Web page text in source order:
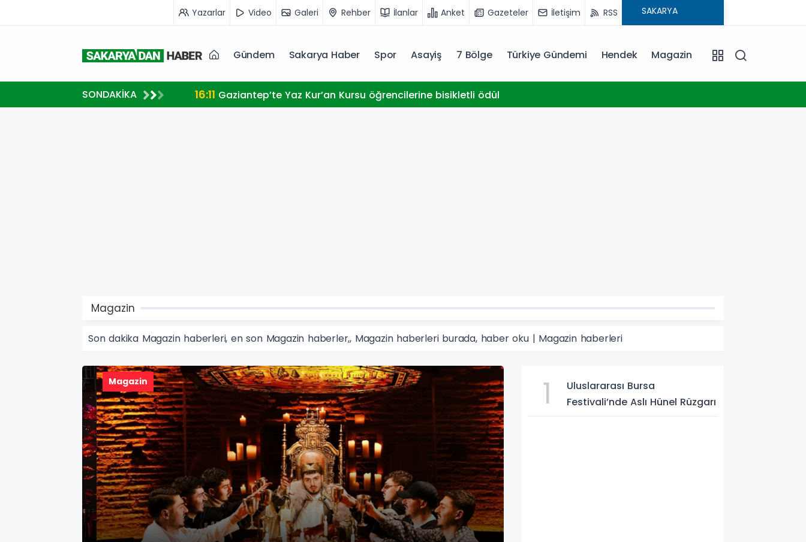
Yazarlar Video Galeri Rehber İlanlar Anket Gazeteler İletişim RSS
Gündem Sakarya Haber Spor Asayiş 7 Bölge Türkiye Gündemi Hendek Magazin
SONDAKİKA 16:11 Gaziantep’te Yaz Kur’an Kursu öğrencilerine bisikletli ödül
Magazin
Son dakika Magazin haberleri, en son Magazin haberler,, Magazin haberleri burada, haber oku | Magazin haberleri
Magazin Magazin
1
Uluslararası Bursa
Festivali’nde Aslı Hünel Rüzgarı